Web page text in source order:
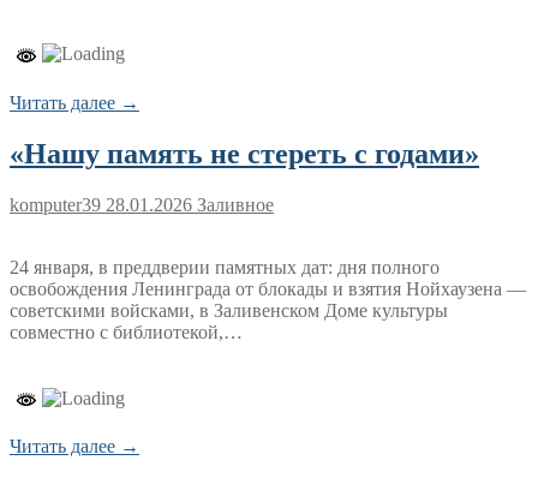
Читать далее →
«Нашу память не стереть с годами»
komputer39 28.01.2026 Заливное
24 января, в преддверии памятных дат: дня полного
освобождения Ленинграда от блокады и взятия Нойхаузена —
советскими войсками, в Заливенском Доме культуры
совместно с библиотекой,…
Читать далее →